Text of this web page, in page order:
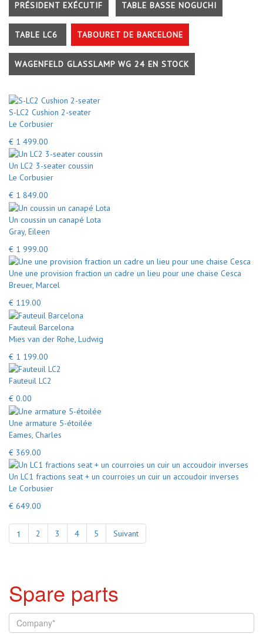
PRÉSIDENT EXÉCUTIF TABLE BASSE NOGUCHI
TABLE LC6 TABOURET DE BARCELONE
WAGENFELD GLASSLAMP WG 24 EN STOCK
S-LC2 Cushion 2-seater
Le Corbusier
€ 1 499.00
Un LC2 3-seater coussin
Le Corbusier
€ 1 849.00
Un coussin un canapé Lota
Gray, Eileen
€ 1 999.00
Une une provision fraction un cadre un lieu pour une chaise Cesca
Breuer, Marcel
€ 119.00
Fauteuil Barcelona
Mies van der Rohe, Ludwig
€ 1 199.00
Fauteuil LC2
€ 0.00
Une armature 5-étoilée
Eames, Charles
€ 369.00
Un LC1 fractions seat + un courroies un cuir un accoudoir inverses
Le Corbusier
€ 649.00
1 2 3 4 5 Suivant
Spare parts